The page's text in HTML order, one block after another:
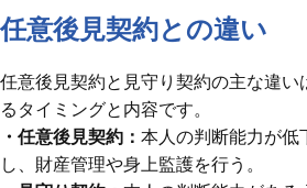
任意後見契約との違い
任意後見契約と見守り契約の主な違い
るタイミングと内容です。
・任意後見契約： 本人の判断能力が低
し、財産管理や身上監護を行う。